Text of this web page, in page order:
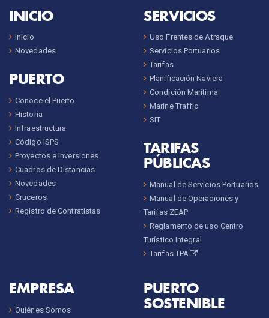
INICIO
Inicio
Novedades
PUERTO
Conoce el Puerto
Historia
Infraestructura
Código ISPS
Proyectos e Inversiones
Cuadros de Distancias
Novedades
Cruceros
Registro de Contratistas
SERVICIOS
Uso Frentes de Atraque
Servicios Portuarios
Tarifas
Planificación Naviera
Condición Marítima
Marine Traffic
SIT
TARIFAS
PÚBLICAS
Manual de Servicios Portuarios
Manual de Operaciones y
Tarifas ZEAP
Reglamento de uso Centro
Turístico Integral
Tarifas TPA
EMPRESA
Quiénes Somos
PUERTO
SOSTENIBLE